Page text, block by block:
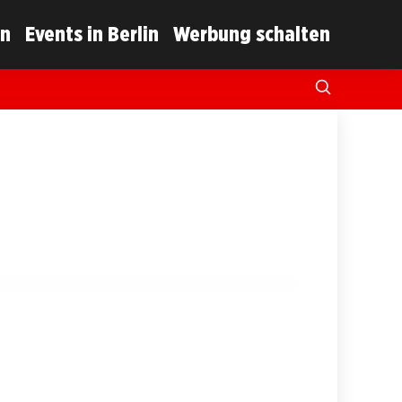
Events in Berlin Werbung schalten